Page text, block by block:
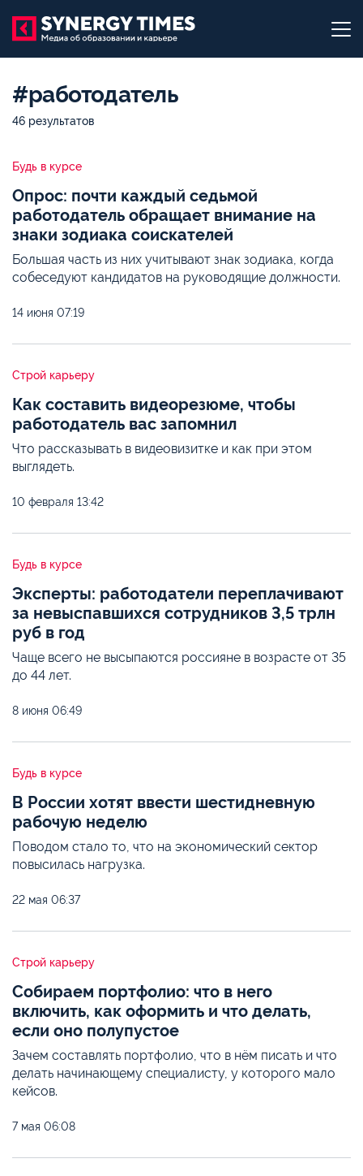
#работодатель
46 результатов
Будь в курсе
Опрос: почти каждый седьмой
работодатель обращает внимание на
знаки зодиака соискателей
Большая часть из них учитывают знак зодиака, когда
собеседуют кандидатов на руководящие должности.
14 июня 07:19
Строй карьеру
Как составить видеорезюме, чтобы
работодатель вас запомнил
Что рассказывать в видеовизитке и как при этом
выглядеть.
10 февраля 13:42
Будь в курсе
Эксперты: работодатели переплачивают
за невыспавшихся сотрудников 3,5 трлн
руб в год
Чаще всего не высыпаются россияне в возрасте от 35
до 44 лет.
8 июня 06:49
Будь в курсе
В России хотят ввести шестидневную
рабочую неделю
Поводом стало то, что на экономический сектор
повысилась нагрузка.
22 мая 06:37
Строй карьеру
Собираем портфолио: что в него
включить, как оформить и что делать,
если оно полупустое
Зачем составлять портфолио, что в нём писать и что
делать начинающему специалисту, у которого мало
кейсов.
7 мая 06:08